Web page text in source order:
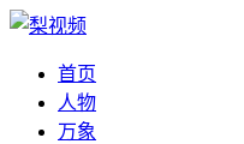
首页
人物
万象